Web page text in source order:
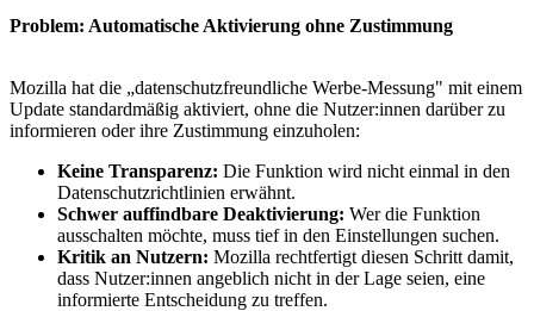
Problem: Automatische Aktivierung ohne Zustimmung
Mozilla hat die „datenschutzfreundliche Werbe-Messung" mit einem
Update standardmäßig aktiviert, ohne die Nutzer:innen darüber zu
informieren oder ihre Zustimmung einzuholen:
Keine Transparenz: Die Funktion wird nicht einmal in den
Datenschutzrichtlinien erwähnt.
Schwer auffindbare Deaktivierung: Wer die Funktion
ausschalten möchte, muss tief in den Einstellungen suchen.
Kritik an Nutzern: Mozilla rechtfertigt diesen Schritt damit,
dass Nutzer:innen angeblich nicht in der Lage seien, eine
informierte Entscheidung zu treffen.